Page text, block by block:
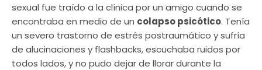
sexual fue traído a la clínica por un amigo cuando se
encontraba en medio de un colapso psicótico. Tenía
un severo trastorno de estrés postraumático y sufría
de alucinaciones y flashbacks, escuchaba ruidos por
todos lados, y no pudo dejar de llorar durante la